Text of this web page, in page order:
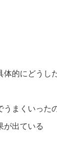
体的にどうし
うまくいった
が出ている